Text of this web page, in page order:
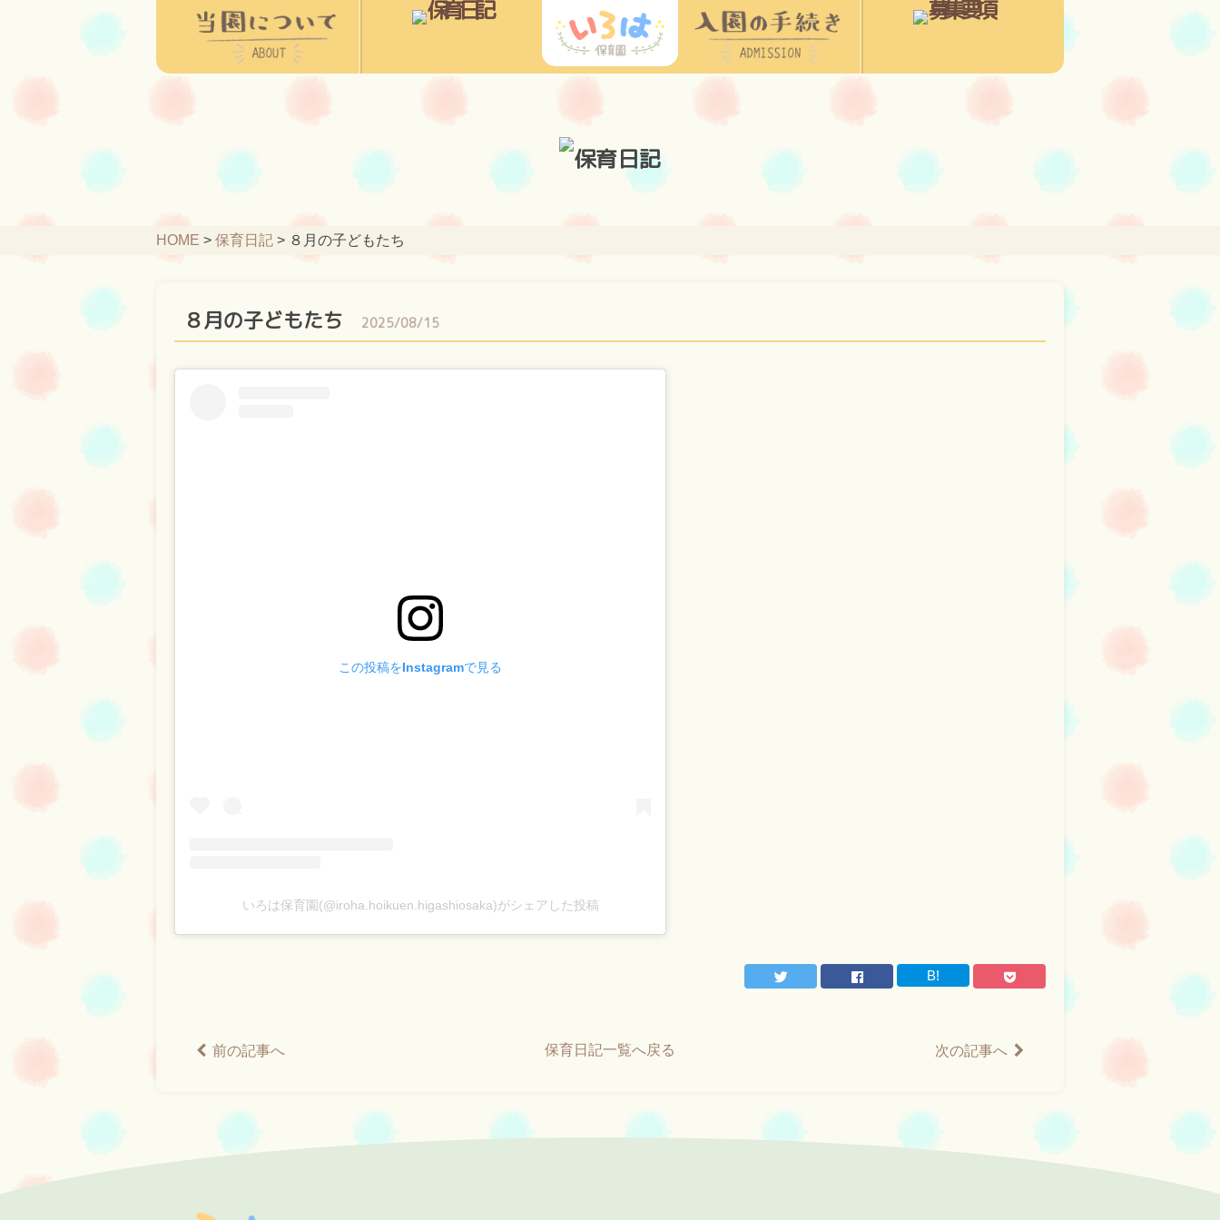
HOME > 保育日記 > ８月の子どもたち
８月の子どもたち 2025/08/15
この投稿をInstagramで見る
いろは保育園(@iroha.hoikuen.higashiosaka)がシェアした投稿
B!
前の記事へ 保育日記一覧へ戻る 次の記事へ